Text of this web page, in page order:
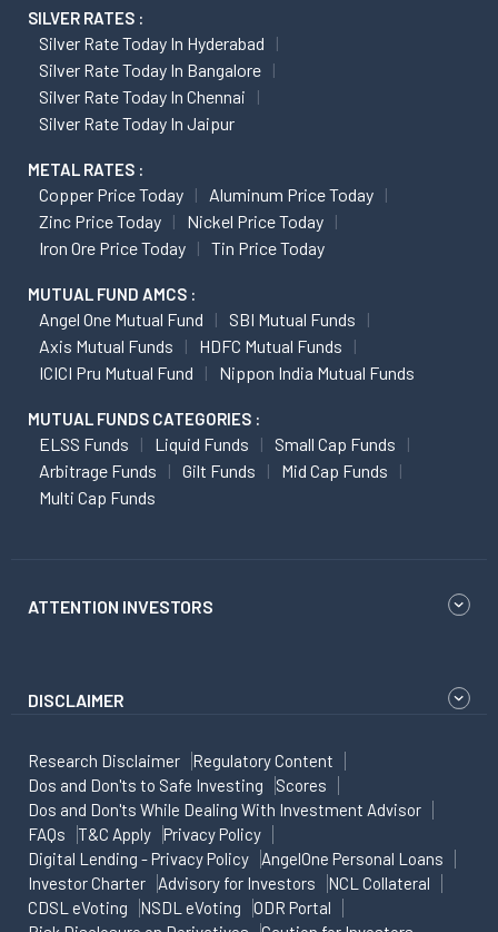
SILVER RATES :
Silver Rate Today In Hyderabad
Silver Rate Today In Bangalore
Silver Rate Today In Chennai
Silver Rate Today In Jaipur
METAL RATES :
Copper Price Today
Aluminum Price Today
Zinc Price Today
Nickel Price Today
Iron Ore Price Today
Tin Price Today
MUTUAL FUND AMCS :
Angel One Mutual Fund
SBI Mutual Funds
Axis Mutual Funds
HDFC Mutual Funds
ICICI Pru Mutual Fund
Nippon India Mutual Funds
MUTUAL FUNDS CATEGORIES :
ELSS Funds Liquid Funds
Small Cap Funds
Arbitrage Funds
Gilt Funds
Mid Cap Funds
Multi Cap Funds
ATTENTION INVESTORS
DISCLAIMER
Research Disclaimer
Regulatory Content
Dos and Don'ts to Safe Investing
Scores
Dos and Don'ts While Dealing With Investment Advisor
FAQs
T&C Apply
Privacy Policy
Digital Lending - Privacy Policy
AngelOne Personal Loans
Investor Charter
Advisory for Investors
NCL Collateral
CDSL eVoting
NSDL eVoting
ODR Portal